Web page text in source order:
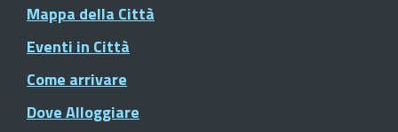
Mappa della Città
Eventi in Città
Come arrivare
Dove Alloggiare